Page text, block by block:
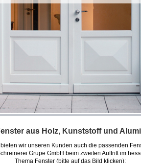
aus Holz, Kunststoff und
wir unseren Kunden auch die passenden
Grupe GmbH beim zweiten Auftritt im
Thema Fenster (bitte auf das Bild klicken):